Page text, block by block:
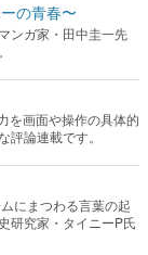
の青春〜
ンガ家・田中圭一先
を画面や操作の具体的
論連載です。
にまつわる言葉の起
研究家・タイニーP氏